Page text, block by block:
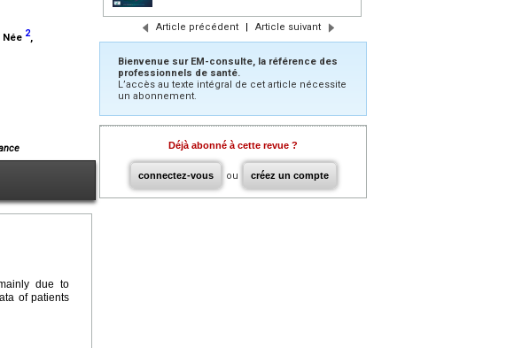
Née 2,
due to
of patients
Article précédent | Article suivant
Bienvenue sur EM-consulte, la référence des
professionnels de santé.
L’accès au texte intégral de cet article nécessite
un abonnement.
Déjà abonné à cette revue ?
connectez-vous ou créez un compte